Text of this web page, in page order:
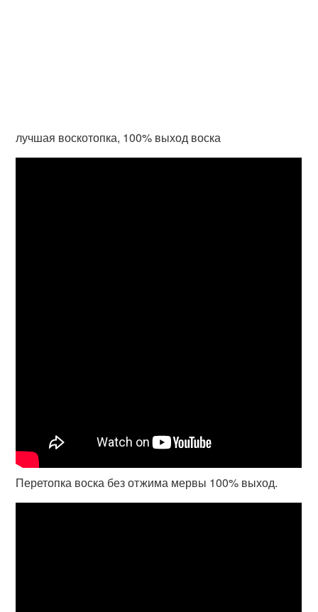
лучшая воскотопка, 100% выход воска
Перетопка воска без отжима мервы 100% выход.